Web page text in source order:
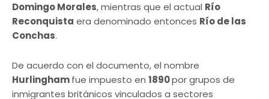
Domingo Morales, mientras que el actual Río
Reconquista era denominado entonces Río de las
Conchas.
De acuerdo con el documento, el nombre
Hurlinghamfue impuesto en 1890por grupos de
inmigrantes británicos vinculados a sectores